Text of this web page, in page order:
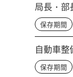
局長・部
保存期間
自動車
保存期間